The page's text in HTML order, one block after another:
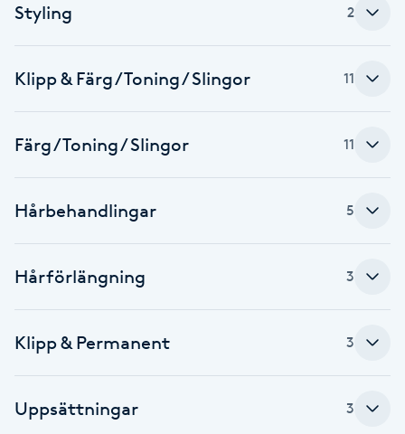
Gelenaglar
Gellack
Gravidmassage
Gruppträning
Gua Sha-massage
Hatha Yoga
Styling 2
Klipp & Färg / Toning / Slingor 11
Färg / Toning / Slingor 11
Hårbehandlingar 5
Hårförlängning 3
Klipp & Permanent 3
Uppsättningar 3